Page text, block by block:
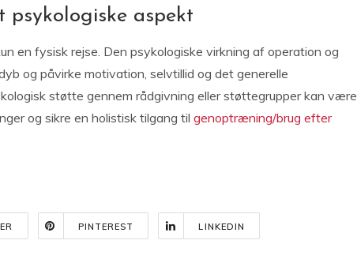
psykologiske aspekt
en fysisk rejse. Den psykologiske virkning af operation og
og påvirke motivation, selvtillid og det generelle
støtte gennem rådgivning eller støttegrupper kan være
og sikre en holistisk tilgang til genoptræning/brug efter
PINTEREST LINKEDIN